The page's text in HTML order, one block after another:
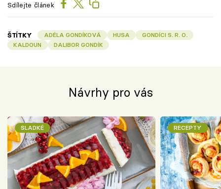
Sdílejte článek
ŠTÍTKY ADÉLA GONDÍKOVÁ HUSA
GONDÍCI S. R. O.
KALDOUN
DALIBOR GONDÍK
Návrhy pro vás
SLADKÉ RECEPTY